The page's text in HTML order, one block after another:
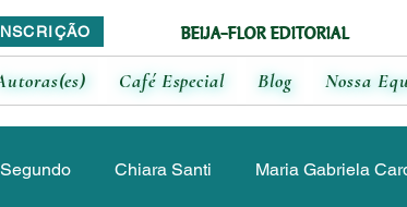
BEIJA-FLOR EDITORIAL
Café Especial Blog Nossa
Chiara Santi Maria Gabriela